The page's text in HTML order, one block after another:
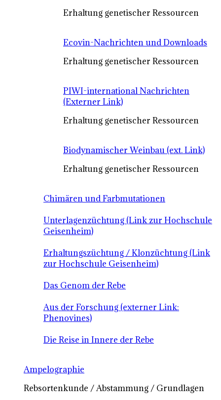
Erhaltung genetischer Ressourcen
Ecovin-Nachrichten und Downloads
Erhaltung genetischer Ressourcen
PIWI-international Nachrichten
(Externer Link)
Erhaltung genetischer Ressourcen
Biodynamischer Weinbau (ext. Link)
Erhaltung genetischer Ressourcen
Chimären und Farbmutationen
Unterlagenzüchtung (Link zur Hochschule
Geisenheim)
Erhaltungszüchtung / Klonzüchtung (Link
zur Hochschule Geisenheim)
Das Genom der Rebe
Aus der Forschung (externer Link:
Phenovines)
Die Reise in Innere der Rebe
Ampelographie
Rebsortenkunde / Abstammung / Grundlagen